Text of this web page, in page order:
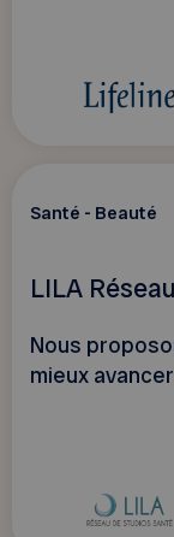
Santé - Beauté
LILA
Nous
mieux